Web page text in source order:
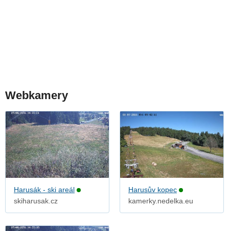
Webkamery
Harusák - ski areál
skiharusak.cz
Harusův kopec
kamerky.nedelka.eu